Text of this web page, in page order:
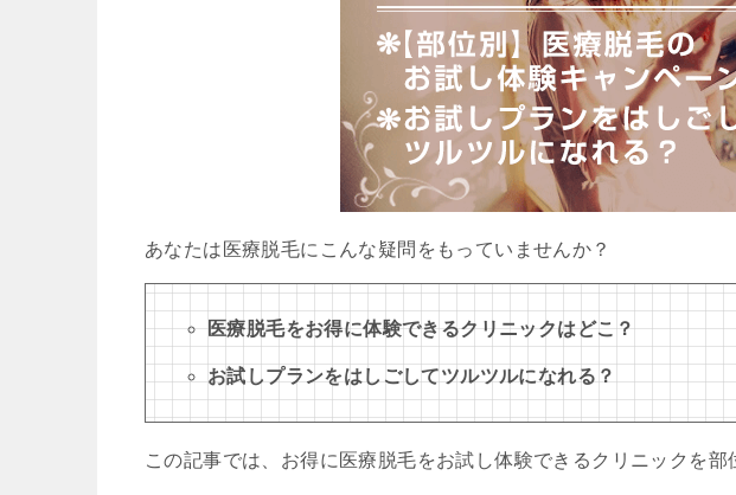
あなたは医療脱毛にこんな疑問をもっていませんか？
医療脱毛をお得に体験できるクリニックはどこ？
お試しプランをはしごしてツルツルになれる？
この記事では、お得に医療脱毛をお試し体験できるクリニックを部